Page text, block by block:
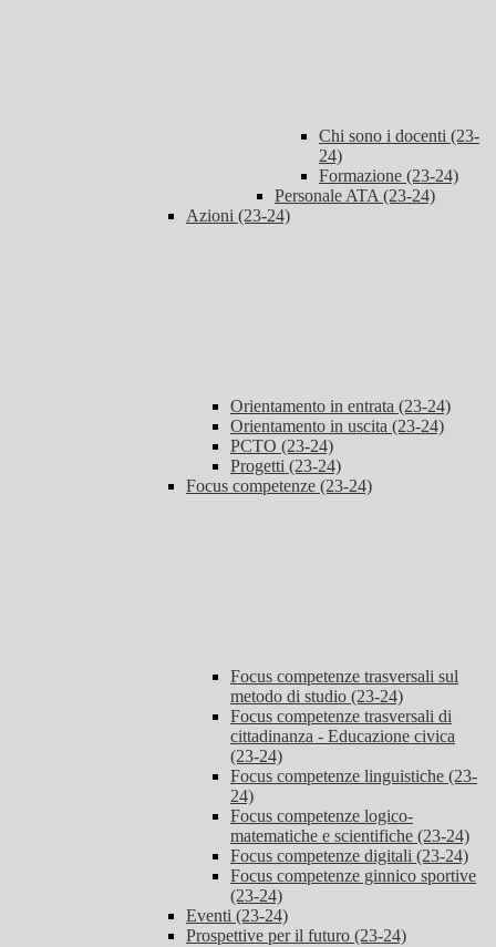
Chi sono i docenti (23-
24)
Formazione (23-24)
Personale ATA (23-24)
Azioni (23-24)
Orientamento in entrata (23-24)
Orientamento in uscita (23-24)
PCTO (23-24)
Progetti (23-24)
Focus competenze (23-24)
Focus competenze trasversali sul
metodo di studio (23-24)
Focus competenze trasversali di
cittadinanza - Educazione civica
(23-24)
Focus competenze linguistiche (23-
24)
Focus competenze logico-
matematiche e scientifiche (23-24)
Focus competenze digitali (23-24)
Focus competenze ginnico sportive
(23-24)
Eventi (23-24)
Prospettive per il futuro (23-24)